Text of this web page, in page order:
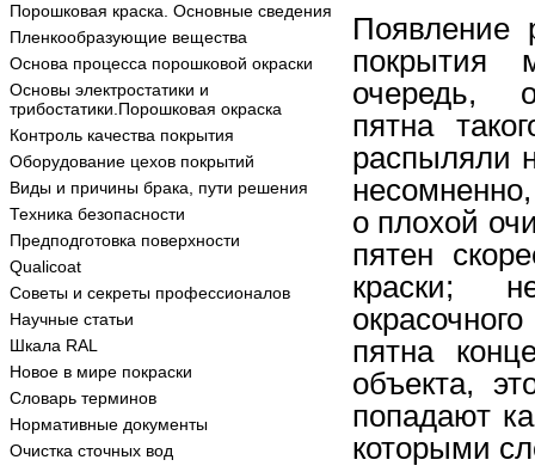
Порошковая краска. Основные сведения
Пленкообразующие вещества
Основа процесса порошковой окраски
Основы электростатики и
трибостатики.Порошковая окраска
Контроль качества покрытия
Оборудование цехов покрытий
Виды и причины брака, пути решения
Техника безопасности
Предподготовка поверхности
Qualicoat
Советы и секреты профессионалов
Научные статьи
Шкала RAL
Новое в мире покраски
Словарь терминов
Нормативные документы
Очистка сточных вод
Появление
покрытия
очередь, о
пятна
распыляли
о плохой
пятен
краски;
пятна
объекта,
попадают
которыми